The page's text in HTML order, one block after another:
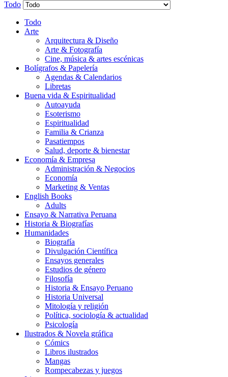
Todo
Todo
Arte
Arquitectura & Diseño
Arte & Fotografía
Cine, música & artes escénicas
Bolígrafos & Papelería
Agendas & Calendarios
Libretas
Buena vida & Espiritualidad
Autoayuda
Esoterismo
Espiritualidad
Familia & Crianza
Pasatiempos
Salud, deporte & bienestar
Economía & Empresa
Administración & Negocios
Economía
Marketing & Ventas
English Books
Adults
Ensayo & Narrativa Peruana
Historia & Biografías
Humanidades
Biografía
Divulgación Científica
Ensayos generales
Estudios de género
Filosofía
Historia & Ensayo Peruano
Historia Universal
Mitología y religión
Política, sociología & actualidad
Psicología
Ilustrados & Novela gráfica
Cómics
Libros ilustrados
Mangas
Rompecabezas y juegos